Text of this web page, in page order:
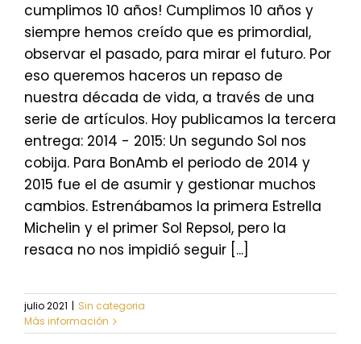
cumplimos 10 años! Cumplimos 10 años y
siempre hemos creído que es primordial,
observar el pasado, para mirar el futuro. Por
eso queremos haceros un repaso de
nuestra década de vida, a través de una
serie de artículos. Hoy publicamos la tercera
entrega: 2014 - 2015: Un segundo Sol nos
cobija. Para BonAmb el periodo de 2014 y
2015 fue el de asumir y gestionar muchos
cambios. Estrenábamos la primera Estrella
Michelin y el primer Sol Repsol, pero la
resaca no nos impidió seguir [...]
julio 2021 | Sin categoria
Más información